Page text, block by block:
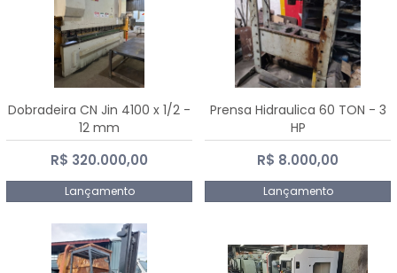
Dobradeira CN Jin 4100 x 1/2 -
12 mm
R$ 320.000,00
Lançamento
Prensa Hidraulica 60 TON - 3
HP
R$ 8.000,00
Lançamento